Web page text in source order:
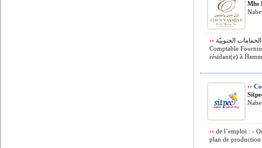
Mhs
›› منتزه الحمامات الجنوبيّة MHS Eden Yasmine Resort et Spa recrute
Comptable
résidant(e) à
››
›› de l’emploi : -
plan de